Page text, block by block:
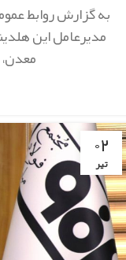
به گزارش روابط
مدیرعامل این
۰۲
تیر